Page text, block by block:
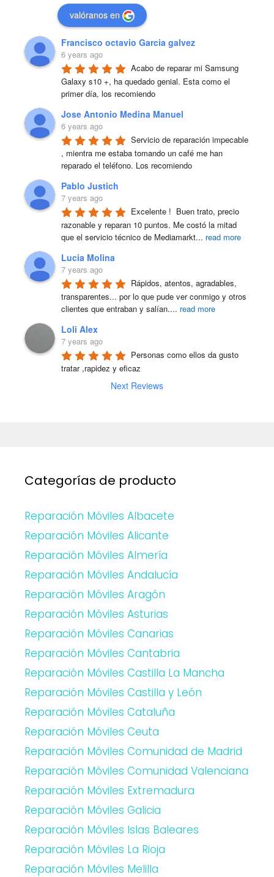
valóranos en
Francisco octavio Garcia galvez
6 years ago
Acabo de reparar mi Samsung
Galaxy s10 +, ha quedado genial. Esta como el
primer día, los recomiendo
Jose Antonio Medina Manuel
6 years ago
Servicio de reparación impecable
, mientra me estaba tomando un café me han
reparado el teléfono. Los recomiendo
Pablo Justich
7 years ago
Excelente !  Buen trato, precio
razonable y reparan 10 puntos. Me costó la mitad
que el servicio técnico de Mediamarkt... read more
Lucia Molina
7 years ago
Rápidos, atentos, agradables,
transparentes... por lo que pude ver conmigo y otros
clientes que entraban y salían.... read more
Loli Alex
7 years ago
Personas como ellos da gusto
tratar ,rapidez y eficaz
Next Reviews
Categorías de producto
Reparación Móviles Albacete
Reparación Móviles Alicante
Reparación Móviles Almería
Reparación Móviles Andalucía
Reparación Móviles Aragón
Reparación Móviles Asturias
Reparación Móviles Canarias
Reparación Móviles Cantabria
Reparación Móviles Castilla La Mancha
Reparación Móviles Castilla y León
Reparación Móviles Cataluña
Reparación Móviles Ceuta
Reparación Móviles Comunidad de Madrid
Reparación Móviles Comunidad Valenciana
Reparación Móviles Extremadura
Reparación Móviles Galicia
Reparación Móviles Islas Baleares
Reparación Móviles La Rioja
Reparación Móviles Melilla